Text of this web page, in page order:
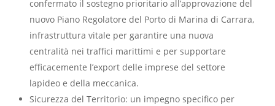
confermato il sostegno prioritario all’approvazione del
nuovo Piano Regolatore del Porto di Marina di Carrara,
infrastruttura vitale per garantire una nuova
centralità nei traffici marittimi e per supportare
efficacemente l’export delle imprese del settore
lapideo e della meccanica.
Sicurezza del Territorio: un impegno specifico per